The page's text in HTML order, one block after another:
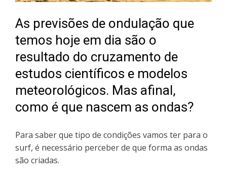
As previsões de ondulação que
temos hoje em dia são o
resultado do cruzamento de
estudos científicos e modelos
meteorológicos. Mas afinal,
como é que nascem as ondas?
Para saber que tipo de condições vamos ter para o
surf, é necessário perceber de que forma as ondas
são criadas.